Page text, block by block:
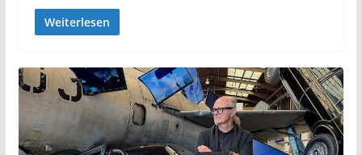
Weiterlesen